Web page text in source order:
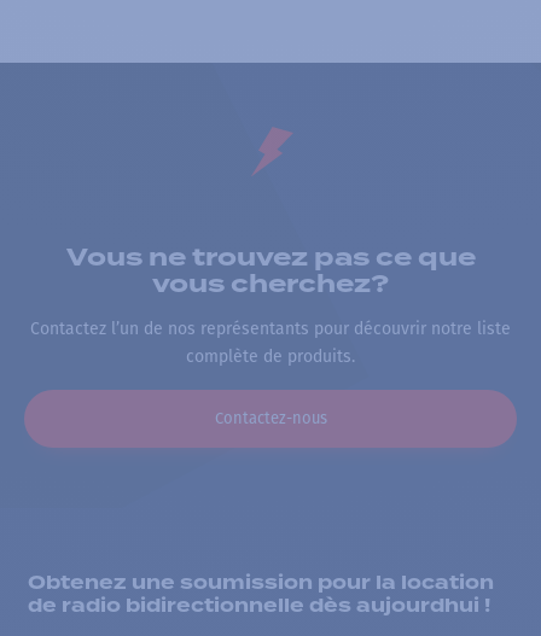
Vous ne trouvez pas ce que
vous cherchez?
Contactez l’un de nos représentants pour découvrir notre liste
complète de produits.
Contactez-nous
Obtenez une soumission pour la location
de radio bidirectionnelle dès aujourdhui !